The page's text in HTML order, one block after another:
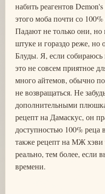
набить реагентов
этого моба почти со
Падают не только они,
штуке и гораздо реже, но
Блуды. Я, если собираюсь
это не совсем приятное
много айтемов, обычно
не возвращаться. Не
дополнительными
рецепт на Дамаскус, он
доступностью 100% реца
также рецепт на МЖ хэви
реально, тем более, если
времени.